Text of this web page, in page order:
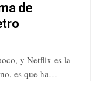
de
y Netflix es la
es que ha…